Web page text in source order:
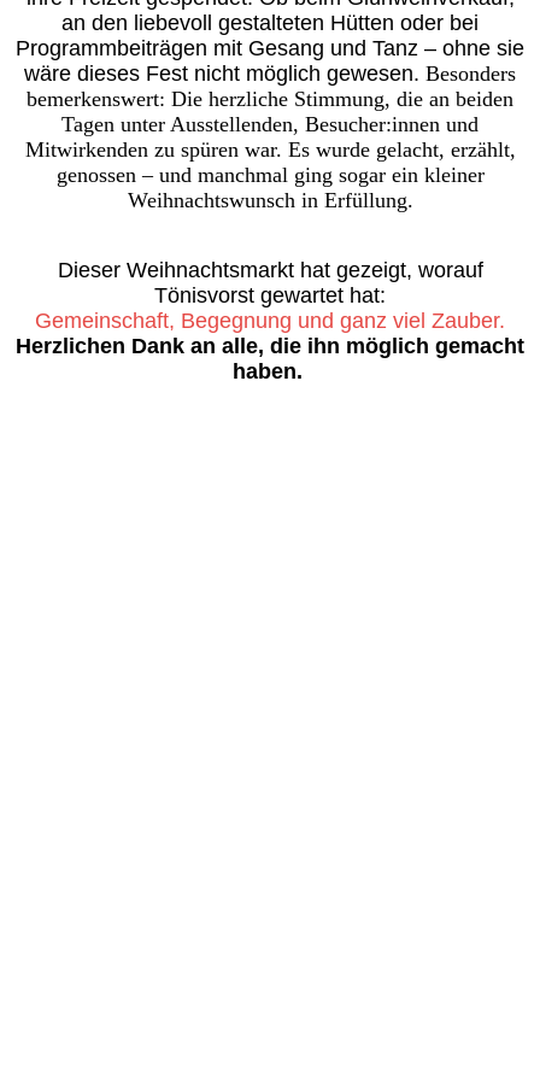
an den liebevoll gestalteten Hütten oder bei
Programmbeiträgen mit Gesang und Tanz – ohne sie
wäre dieses Fest nicht möglich gewesen. Besonders
bemerkenswert: Die herzliche Stimmung, die an beiden
Tagen unter Ausstellenden, Besucher:innen und
Mitwirkenden zu spüren war. Es wurde gelacht, erzählt,
genossen – und manchmal ging sogar ein kleiner
Weihnachtswunsch in Erfüllung.
Dieser Weihnachtsmarkt hat gezeigt, worauf
Tönisvorst gewartet hat:
Gemeinschaft, Begegnung und ganz viel Zauber.
Herzlichen Dank an alle, die ihn möglich gemacht
haben.